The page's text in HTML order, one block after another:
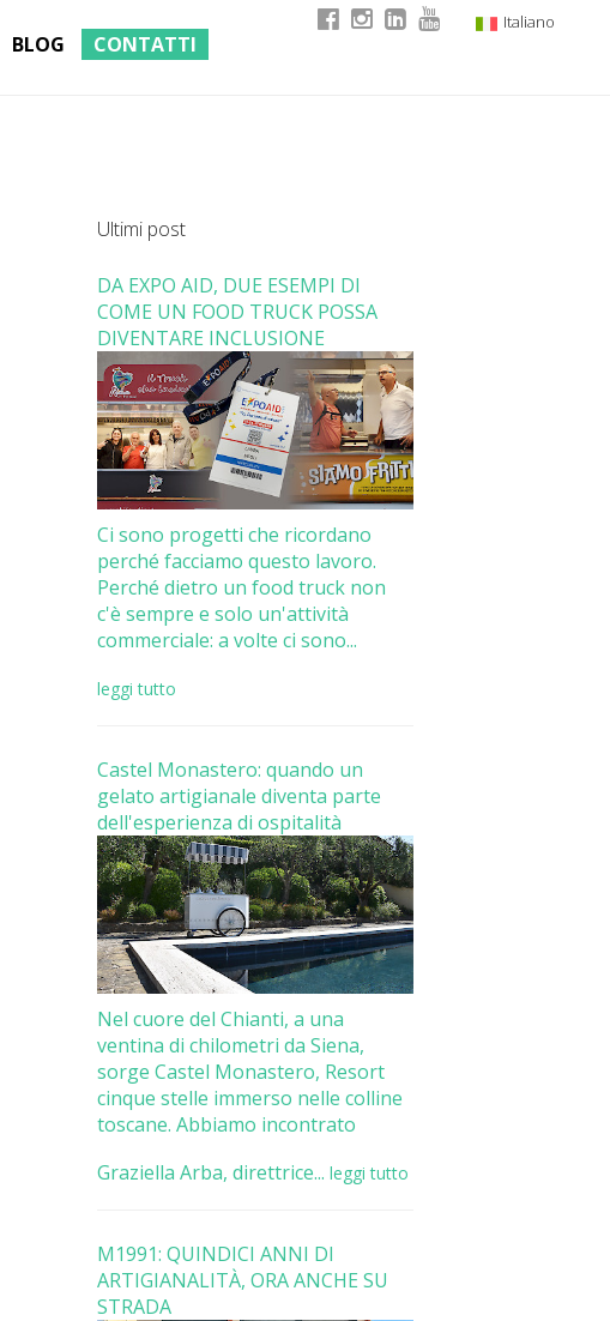
Italiano
BLOG CONTATTI
Ultimi post
DA EXPO AID, DUE ESEMPI DI
COME UN FOOD TRUCK POSSA
DIVENTARE INCLUSIONE
Ci sono progetti che ricordano
perché facciamo questo lavoro.
Perché dietro un food truck non
c'è sempre e solo un'attività
commerciale: a volte ci sono...
leggi tutto
Castel Monastero: quando un
gelato artigianale diventa parte
dell'esperienza di ospitalità
Nel cuore del Chianti, a una
ventina di chilometri da Siena,
sorge Castel Monastero, Resort
cinque stelle immerso nelle colline
toscane. Abbiamo incontrato
Graziella Arba, direttrice... leggi tutto
M1991: QUINDICI ANNI DI
ARTIGIANALITÀ, ORA ANCHE SU
STRADA